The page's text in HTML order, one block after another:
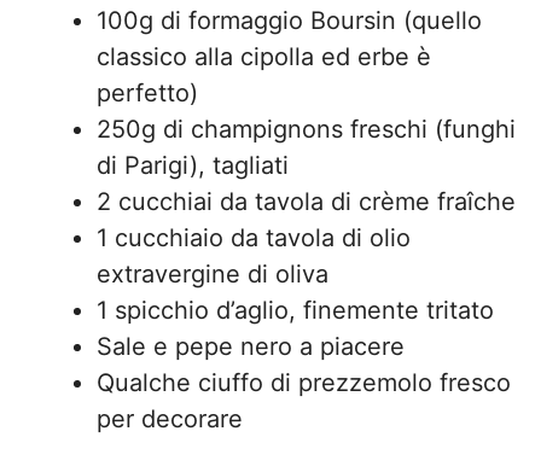
100g di formaggio Boursin (quello
classico alla cipolla ed erbe è
perfetto)
250g di champignons freschi (funghi
di Parigi), tagliati
2 cucchiai da tavola di crème fraîche
1 cucchiaio da tavola di olio
extravergine di oliva
1 spicchio d’aglio, finemente tritato
Sale e pepe nero a piacere
Qualche ciuffo di prezzemolo fresco
per decorare